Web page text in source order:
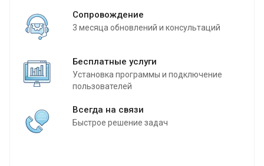
Сопровождение
3 месяца обновлений и консультаций
Бесплатные услуги
Установка программы и подключение
пользователей
Всегда на связи
Быстрое решение задач